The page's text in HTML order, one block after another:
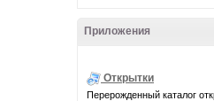
Приложения
Открытки
Перерожденный каталог